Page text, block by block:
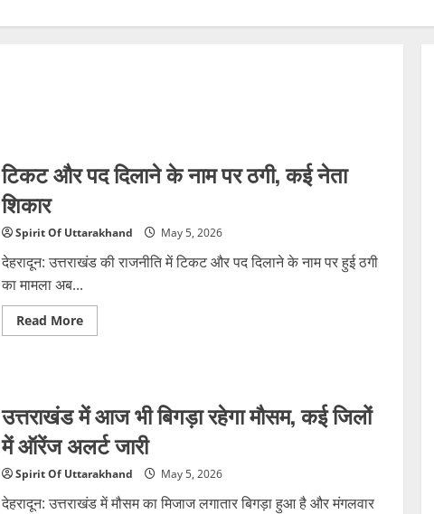
टिकट और पद दिलाने के नाम पर ठगी, कई नेता
शिकार
Spirit Of Uttarakhand May 5, 2026
देहरादून: उत्तराखंड की राजनीति में टिकट और पद दिलाने के नाम पर हुई ठगी
का मामला अब...
Read MoreRead
more
के
नाम
ठगी,
कई
नेता
शिकार
उत्तराखंड में आज भी बिगड़ा रहेगा मौसम, कई जिलों
में ऑरेंज अलर्ट जारी
Spirit Of Uttarakhand May 5, 2026
देहरादून: उत्तराखंड में मौसम का मिजाज लगातार बिगड़ा हुआ है और मंगलवार